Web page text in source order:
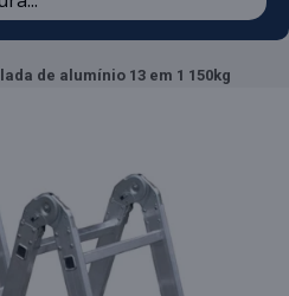
de alumínio 13 em 1 150kg